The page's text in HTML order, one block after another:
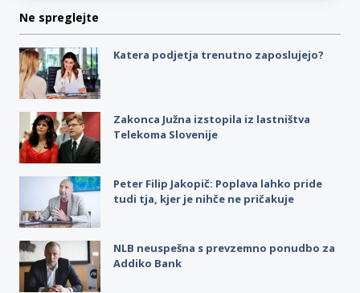
Ne spreglejte
Katera podjetja trenutno zaposlujejo?
Zakonca Južna izstopila iz lastništva
Telekoma Slovenije
Peter Filip Jakopič: Poplava lahko pride
tudi tja, kjer je nihče ne pričakuje
NLB neuspešna s prevzemno ponudbo za
Addiko Bank